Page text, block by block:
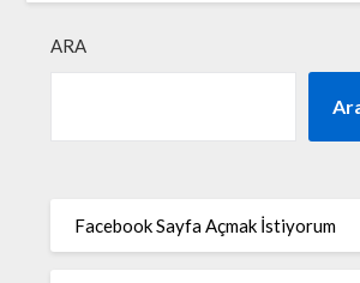
ARA
Facebook Sayfa Açmak İstiyorum